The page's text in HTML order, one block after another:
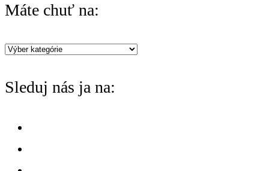
c
f
o
Máte chuť na:
Máte
na:
Sleduj nás ja na: